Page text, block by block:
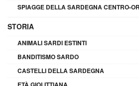
SPIAGGE DELLA SARDEGNA CENTRO-
STORIA
ANIMALI SARDI ESTINTI
BANDITISMO SARDO
CASTELLI DELLA SARDEGNA